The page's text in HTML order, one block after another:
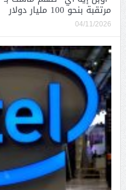
مرتقبة بنحو 100 مليار دولار
04/11/2026